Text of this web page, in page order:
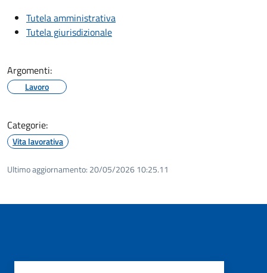
Tutela amministrativa
Tutela giurisdizionale
Argomenti:
Lavoro
Categorie:
Vita lavorativa
Ultimo aggiornamento: 20/05/2026 10:25.11